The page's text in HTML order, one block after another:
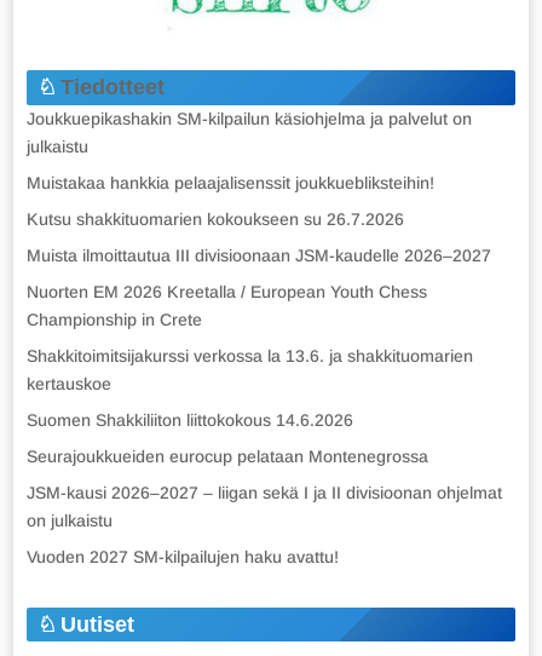
Tiedotteet
Joukkuepikashakin SM-kilpailun käsiohjelma ja palvelut on
julkaistu
Muistakaa hankkia pelaajalisenssit joukkuebliksteihin!
Kutsu shakkituomarien kokoukseen su 26.7.2026
Muista ilmoittautua III divisioonaan JSM-kaudelle 2026–2027
Nuorten EM 2026 Kreetalla / European Youth Chess
Championship in Crete
Shakkitoimitsijakurssi verkossa la 13.6. ja shakkituomarien
kertauskoe
Suomen Shakkiliiton liittokokous 14.6.2026
Seurajoukkueiden eurocup pelataan Montenegrossa
JSM-kausi 2026–2027 – liigan sekä I ja II divisioonan ohjelmat
on julkaistu
Vuoden 2027 SM-kilpailujen haku avattu!
Uutiset